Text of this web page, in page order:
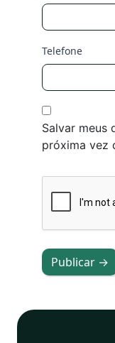
Telefone
Salvar meus
próxima vez
Publicar →